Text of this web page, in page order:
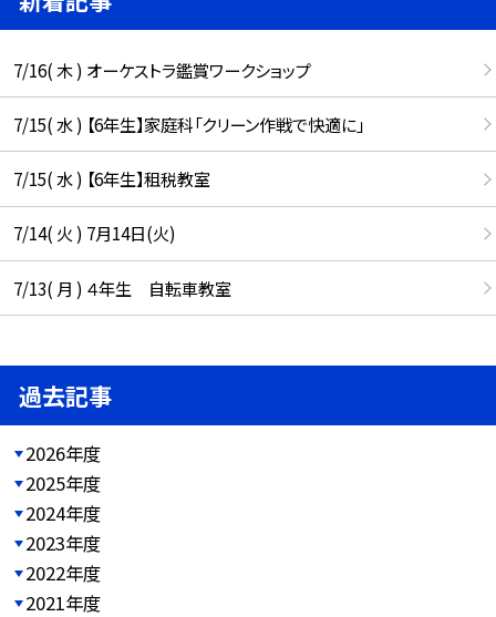
7/16( 木 ) オーケストラ鑑賞ワークショップ
7/15( 水 ) 【6年生】家庭科「クリーン作戦で快適に」
7/15( 水 ) 【6年生】租税教室
7/14( 火 ) 7月14日(火)
7/13( 月 ) ４年生 自転車教室
過去記事
2026年度
2025年度
2024年度
2023年度
2022年度
2021年度